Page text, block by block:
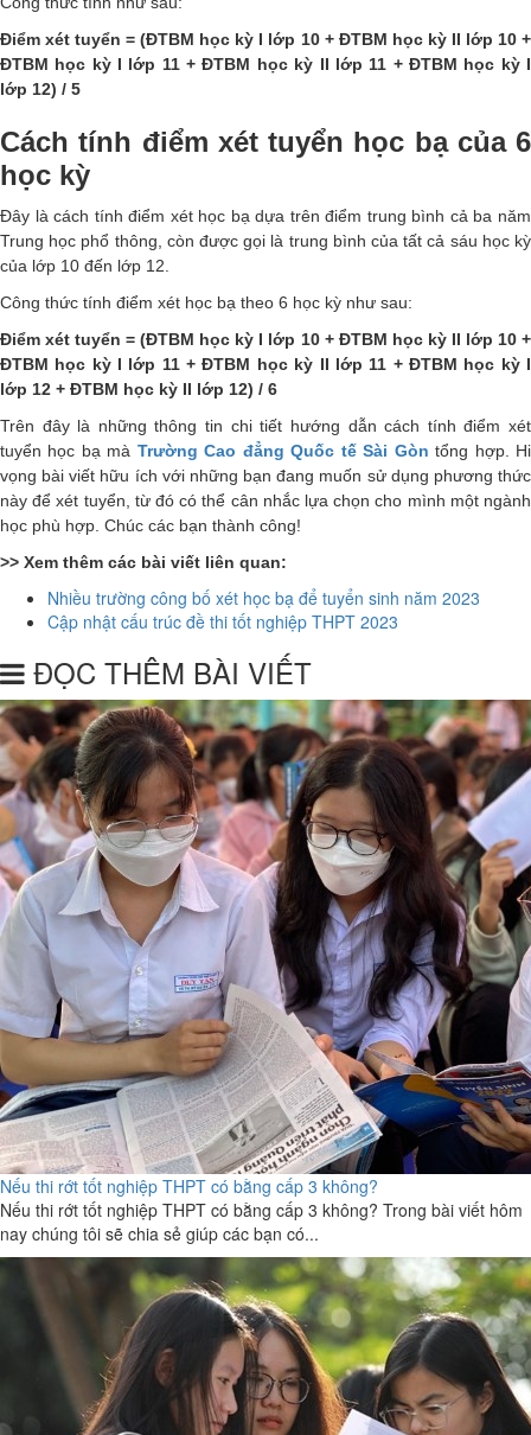
Điểm xét tuyển = (ĐTBM học kỳ I lớp 10 + ĐTBM học kỳ II lớp 10 +
ĐTBM học kỳ I lớp 11 + ĐTBM học kỳ II lớp 11 + ĐTBM học kỳ I
lớp 12) / 5
Cách tính điểm xét tuyển học bạ của 6
học kỳ
Đây là cách tính điểm xét học bạ dựa trên điểm trung bình cả ba năm
Trung học phổ thông, còn được gọi là trung bình của tất cả sáu học kỳ
của lớp 10 đến lớp 12.
Công thức tính điểm xét học bạ theo 6 học kỳ như sau:
Điểm xét tuyển = (ĐTBM học kỳ I lớp 10 + ĐTBM học kỳ II lớp 10 +
ĐTBM học kỳ I lớp 11 + ĐTBM học kỳ II lớp 11 + ĐTBM học kỳ I
lớp 12 + ĐTBM học kỳ II lớp 12) / 6
Trên đây là những thông tin chi tiết hướng dẫn cách tính điểm xét
tuyển học bạ mà Trường Cao đẳng Quốc tế Sài Gòn tổng hợp. Hi
vọng bài viết hữu ích với những bạn đang muốn sử dụng phương thức
này để xét tuyển, từ đó có thể cân nhắc lựa chọn cho mình một ngành
học phù hợp. Chúc các bạn thành công!
>> Xem thêm các bài viết liên quan:
Nhiều trường công bố xét học bạ để tuyển sinh năm 2023
Cập nhật cấu trúc đề thi tốt nghiệp THPT 2023
ĐỌC THÊM BÀI VIẾT
Nếu thi rớt tốt nghiệp THPT có bằng cấp 3 không?
Nếu thi rớt tốt nghiệp THPT có bằng cấp 3 không? Trong bài viết hôm
nay chúng tôi sẽ chia sẻ giúp các bạn có...